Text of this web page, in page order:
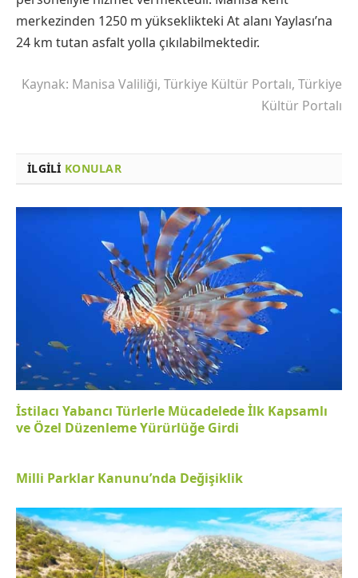
merkezinden 1250 m yükseklikteki At alanı Yaylası’na
24 km tutan asfalt yolla çıkılabilmektedir.
Kaynak: Manisa Valiliği, Türkiye Kültür Portalı, Türkiye
Kültür Portalı
İLGILI KONULAR
İstilacı Yabancı Türlerle Mücadelede İlk Kapsamlı
ve Özel Düzenleme Yürürlüğe Girdi
Milli Parklar Kanunu’nda Değişiklik